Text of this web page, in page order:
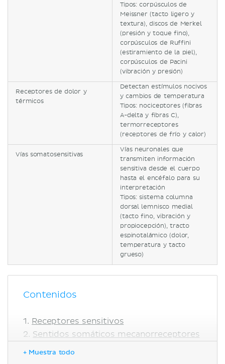
Tipos: corpúsculos de
Meissner (tacto ligero y
textura), discos de Merkel
(presión y toque fino),
corpúsculos de Ruffini
(estiramiento de la piel),
corpúsculos de Pacini
(vibración y presión)
Receptores de dolor y
térmicos
Detectan estímulos nocivos
y cambios de temperatura
Tipos: nociceptores (fibras
A-delta y fibras C),
termorreceptores
(receptores de frío y calor)
Vías somatosensitivas
Vías neuronales que
transmiten información
sensitiva desde el cuerpo
hasta el encéfalo para su
interpretación
Tipos: sistema columna
dorsal lemnisco medial
(tacto fino, vibración y
propiocepción), tracto
espinotalámico (dolor,
temperatura y tacto
grueso)
Contenidos
Receptores sensitivos
Sentidos somáticos mecanorreceptores
+ Muestra todo